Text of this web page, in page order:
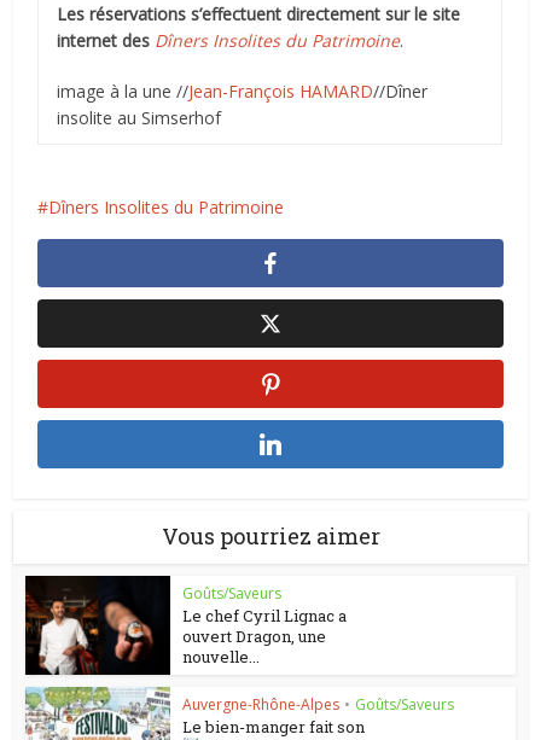
Les réservations s’effectuent directement sur le site
internet des Dîners Insolites du Patrimoine.
image à la une //Jean-François HAMARD//Dîner
insolite au Simserhof
Dîners Insolites du Patrimoine
Vous pourriez aimer
Goûts/Saveurs
Le chef Cyril Lignac a
ouvert Dragon, une
nouvelle...
Auvergne-Rhône-Alpes • Goûts/Saveurs
Le bien-manger fait son